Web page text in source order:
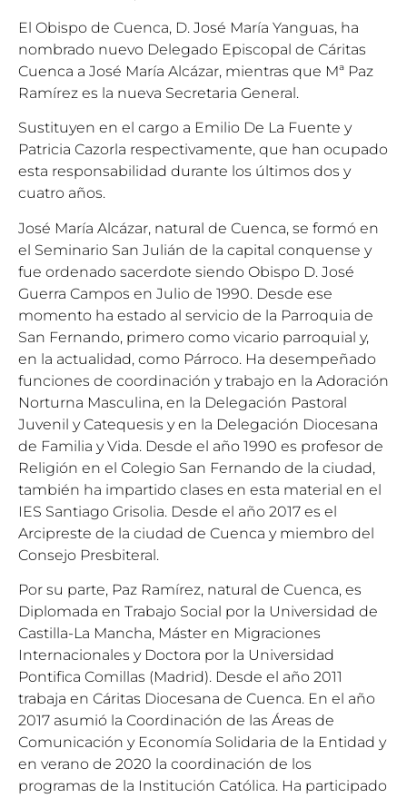
El Obispo de Cuenca, D. José María Yanguas, ha
nombrado nuevo Delegado Episcopal de Cáritas
Cuenca a José María Alcázar, mientras que Mª Paz
Ramírez es la nueva Secretaria General.
Sustituyen en el cargo a Emilio De La Fuente y
Patricia Cazorla respectivamente, que han ocupado
esta responsabilidad durante los últimos dos y
cuatro años.
José María Alcázar, natural de Cuenca, se formó en
el Seminario San Julián de la capital conquense y
fue ordenado sacerdote siendo Obispo D. José
Guerra Campos en Julio de 1990. Desde ese
momento ha estado al servicio de la Parroquia de
San Fernando, primero como vicario parroquial y,
en la actualidad, como Párroco. Ha desempeñado
funciones de coordinación y trabajo en la Adoración
Norturna Masculina, en la Delegación Pastoral
Juvenil y Catequesis y en la Delegación Diocesana
de Familia y Vida. Desde el año 1990 es profesor de
Religión en el Colegio San Fernando de la ciudad,
también ha impartido clases en esta material en el
IES Santiago Grisolia. Desde el año 2017 es el
Arcipreste de la ciudad de Cuenca y miembro del
Consejo Presbiteral.
Por su parte, Paz Ramírez, natural de Cuenca, es
Diplomada en Trabajo Social por la Universidad de
Castilla-La Mancha, Máster en Migraciones
Internacionales y Doctora por la Universidad
Pontifica Comillas (Madrid). Desde el año 2011
trabaja en Cáritas Diocesana de Cuenca. En el año
2017 asumió la Coordinación de las Áreas de
Comunicación y Economía Solidaria de la Entidad y
en verano de 2020 la coordinación de los
programas de la Institución Católica. Ha participado